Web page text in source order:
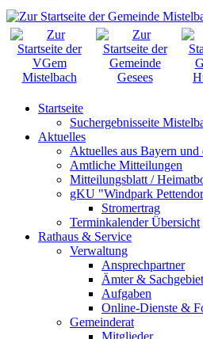
Startseite
Suchergebnisseite
Aktuelles
Aktuelles aus Bayern und
Amtliche Mitteilungen
Mitteilungsblatt /
gKU "Windpark
Stromertrag
Terminkalender Übersicht
Rathaus & Service
Verwaltung
Ansprechpartner
Ämter &
Aufgaben
Online-Dienste &
Gemeinderat
Mitglieder